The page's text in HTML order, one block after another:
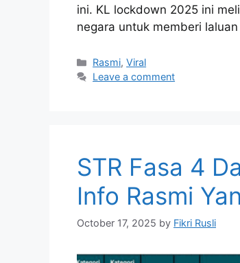
ini. KL lockdown 2025 ini
negara untuk memberi
Categories
Rasmi,Viral
Leave a comment
STR Fasa 4
Info Rasmi
October 17, 2025 by Fikri Rusli